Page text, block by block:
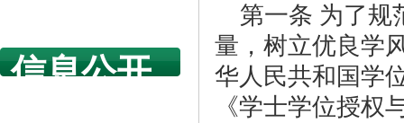
信息公开
第一条 为了规
量，树立优良学
华人民共和国学
《学士学位授权